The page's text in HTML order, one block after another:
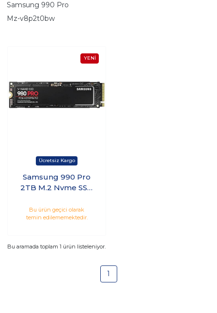
Samsung 990 Pro
Mz-v8p2t0bw
Samsung 990 Pro
2TB M.2 Nvme SSD
MZ-V8P2T0BW
Bu ürün geçici olarak
temin edilememektedir.
Bu aramada toplam 1 ürün listeleniyor.
1